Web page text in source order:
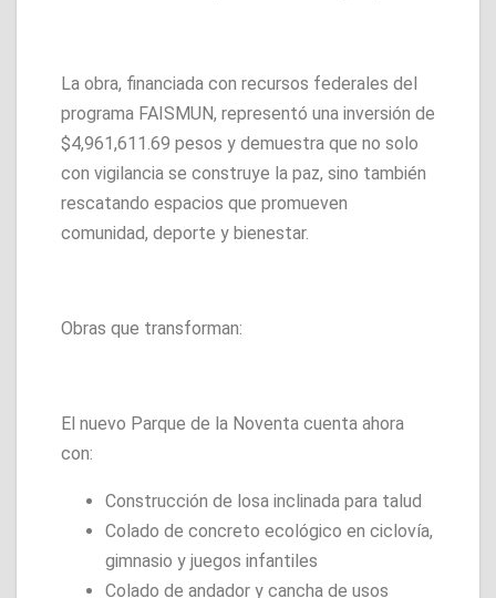
La obra, financiada con recursos federales del
programa FAISMUN, representó una inversión de
$4,961,611.69 pesos y demuestra que no solo
con vigilancia se construye la paz, sino también
rescatando espacios que promueven
comunidad, deporte y bienestar.
Obras que transforman:
El nuevo Parque de la Noventa cuenta ahora
con:
Construcción de losa inclinada para talud
Colado de concreto ecológico en ciclovía,
gimnasio y juegos infantiles
Colado de andador y cancha de usos